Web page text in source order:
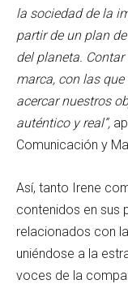
la sociedad de la
partir de un plan
del planeta.
marca, con las
acercar nuestros
auténtico y real”,
Comunicación y
Así, tanto Irene
contenidos en sus
relacionados con
uniéndose a la
voces de la